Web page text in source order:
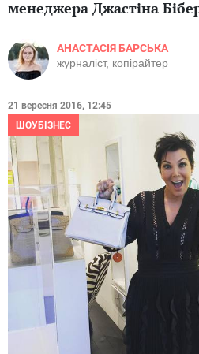
менеджера Джастіна
АНАСТАСІЯ БАРСЬКА
журналіст, копірайтер
21 вересня 2016, 12:45
ШОУБІЗНЕС